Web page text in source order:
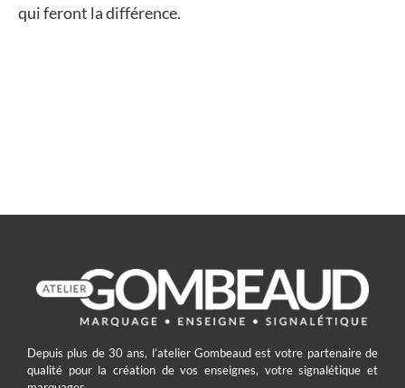
qui feront la différence.
Depuis plus de 30 ans, l’atelier Gombeaud est votre partenaire de
qualité pour la création de vos enseignes, votre signalétique et